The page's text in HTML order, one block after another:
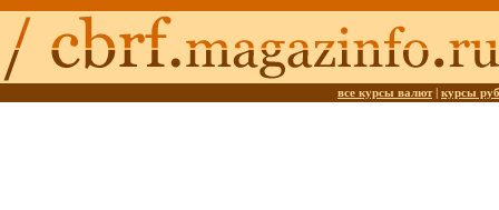
все курсы валют| курсы